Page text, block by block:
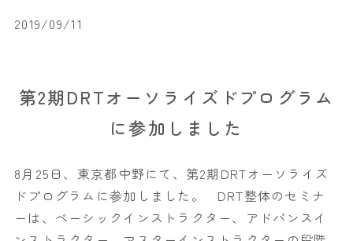
2019/09/11
第2期DRTオーソライズドプログラム
に参加しました
8月25日、東京都中野にて、第2期DRTオーソライズ
ドプログラムに参加しました。 DRT整体のセミナ
ーは、ベーシックインストラクター、アドバンスイ